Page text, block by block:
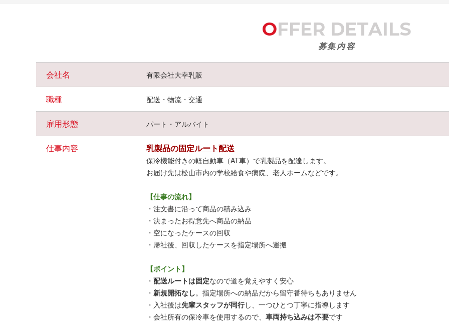
30代～60代の男女スタッフが在籍。
家事や育児と両立しながら働くスタッフも活躍しています。
未経験でも安心スタート
慣れるまでは
し、配送の流れを丁寧にサポート。
会社所有の保冷車を使用するため、車両の持ち込みも不要です。
地域に乳製品を届けるお仕事を始めませんか。
OFFER DETAILS
募集内容
会社名 有限会社大幸乳販
職種 配送・物流・交通
雇用形態 パート・アルバイト
仕事内容 乳製品の固定ルート配送
保冷機能付きの軽自動車（AT車）で乳製品を配達します。
お届け先は松山市内の学校給食や病院、老人ホームなどです。
【仕事の流れ】
・注文書に沿って商品の積み込み
・決まったお得意先へ商品の納品
・空になったケースの回収
・帰社後、回収したケースを指定場所へ運搬
【ポイント】
・ 配送ルートは固定なので道を覚えやすく安心
・ 新規開拓なし。指定場所への納品だから留守番待ちもありません
・入社後は先輩スタッフが同行し、一つひとつ丁寧に指導します
・会社所有の保冷車を使用するので、 車両持ち込みは不要です